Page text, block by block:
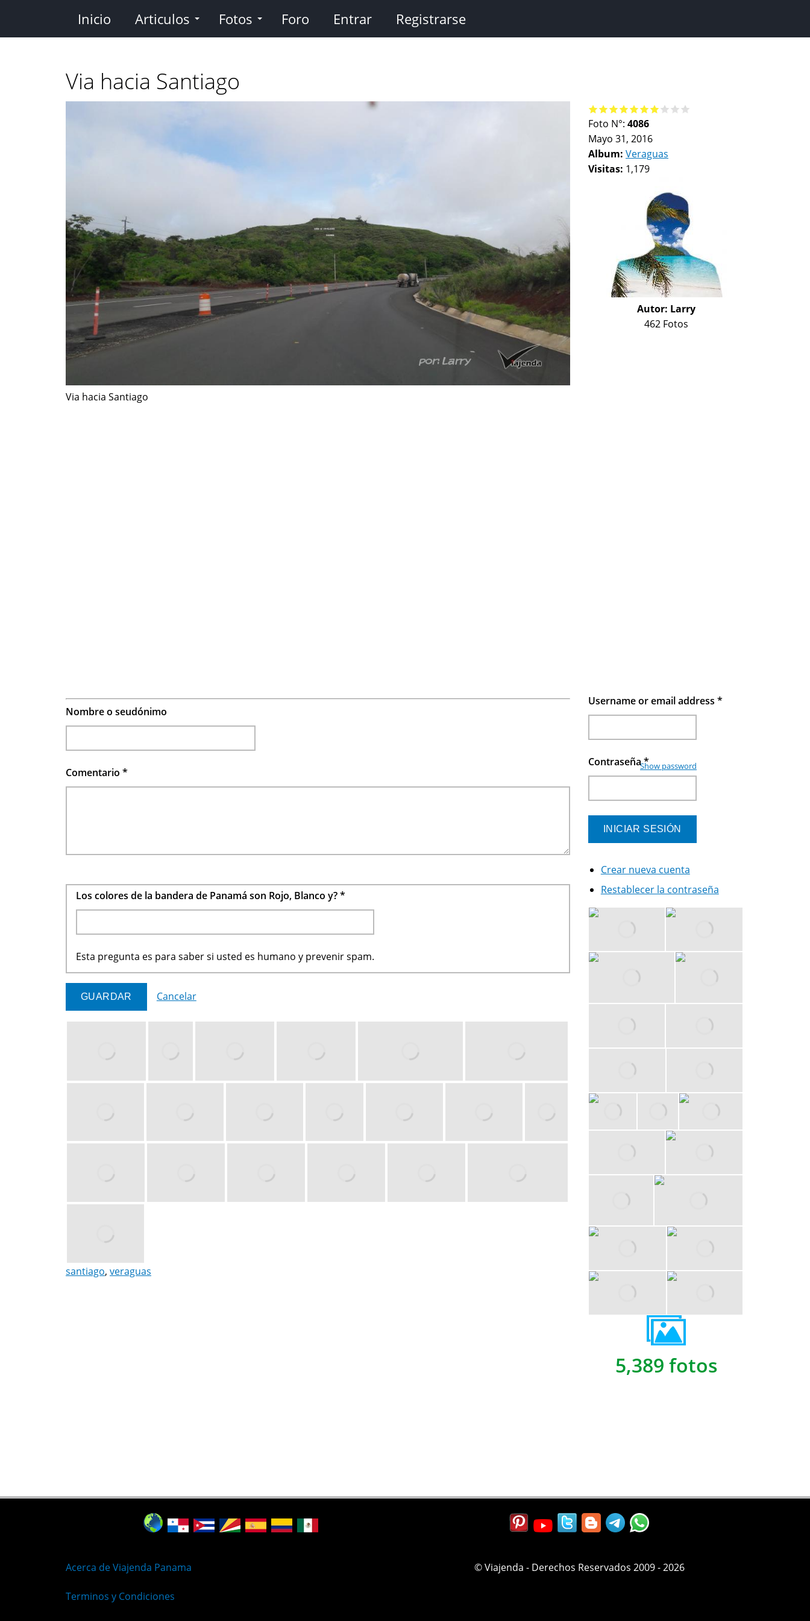
contenido
Inicio Articulos Fotos Foro Entrar Registrarse
Via hacia Santiago
Via hacia Santiago
Foto N°: 4086
Mayo 31, 2016
Album: Veraguas
Visitas: 1,179
Autor: Larry
462 Fotos
Nombre o seudónimo
Comentario *
Los colores de la bandera de Panamá son Rojo, Blanco y?*
Esta pregunta es para saber si usted es humano y prevenir spam.
Cancelar
santiago, veraguas
Username or email address *
Contraseña*
Show password
Crear nueva cuenta
Restablecer la contraseña
5,389 fotos
Acerca de Viajenda Panama
Terminos y Condiciones
© Viajenda - Derechos Reservados 2009 - 2026